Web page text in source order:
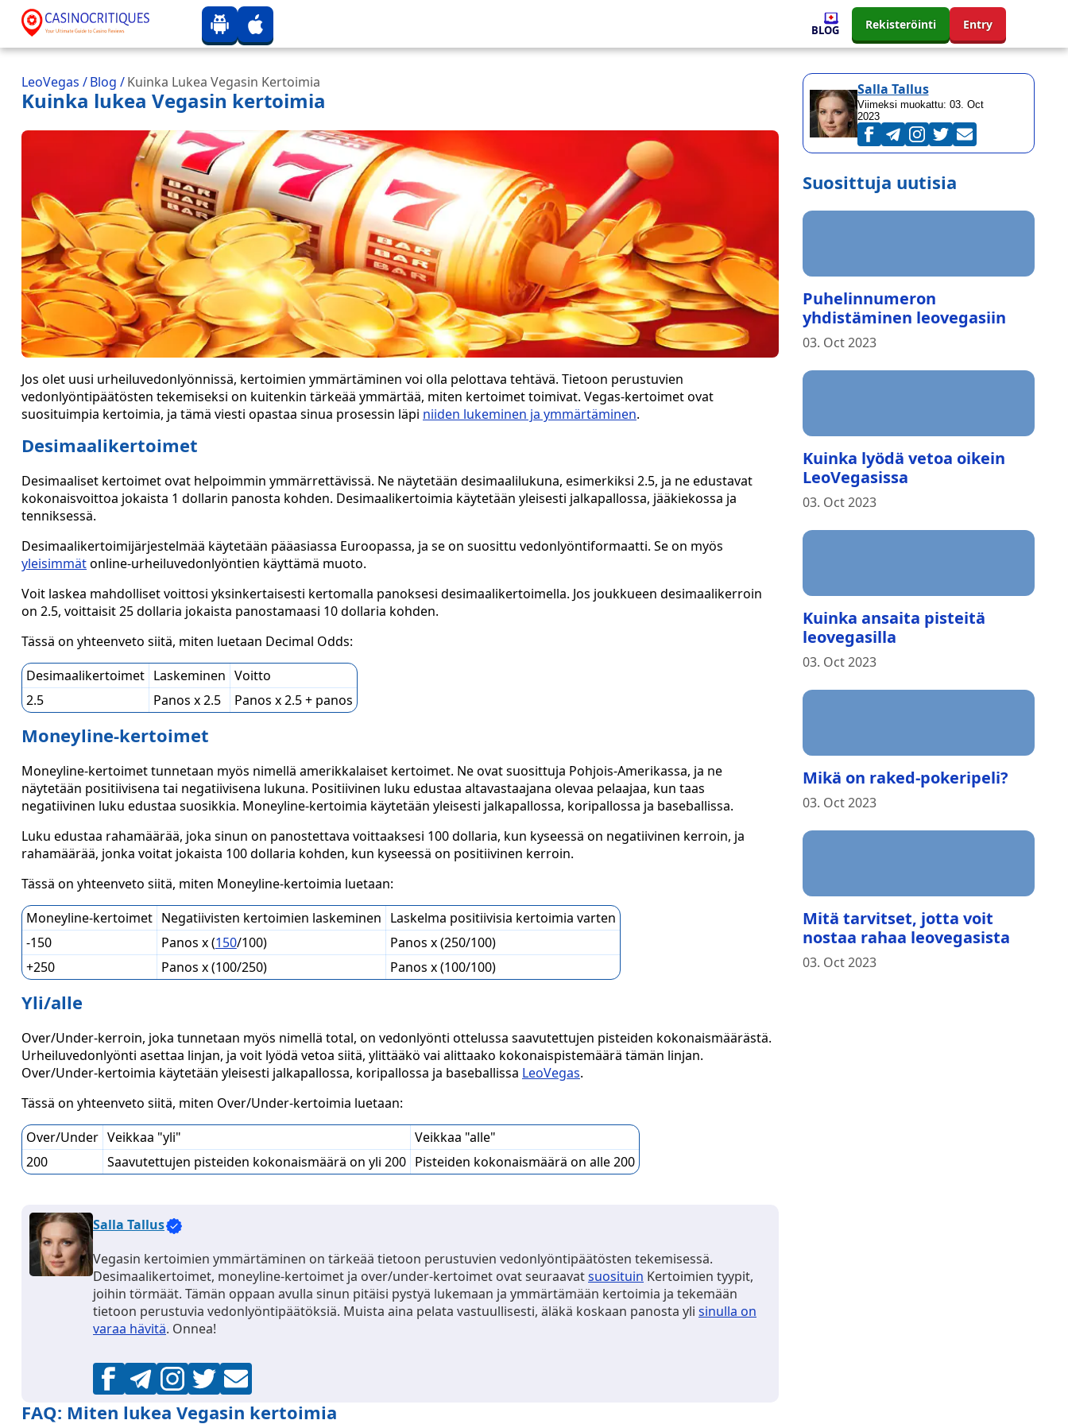
BLOG Rekisteröinti Entry
LeoVegas /Blog /Kuinka Lukea Vegasin Kertoimia
Kuinka lukea Vegasin kertoimia
Jos olet uusi urheiluvedonlyönnissä, kertoimien ymmärtäminen voi olla pelottava tehtävä. Tietoon perustuvien
vedonlyöntipäätösten tekemiseksi on kuitenkin tärkeää ymmärtää, miten kertoimet toimivat. Vegas-kertoimet ovat
suosituimpia kertoimia, ja tämä viesti opastaa sinua prosessin läpi niiden lukeminen ja ymmärtäminen.
Desimaalikertoimet
Desimaaliset kertoimet ovat helpoimmin ymmärrettävissä. Ne näytetään desimaalilukuna, esimerkiksi 2.5, ja ne edustavat
kokonaisvoittoa jokaista 1 dollarin panosta kohden. Desimaalikertoimia käytetään yleisesti jalkapallossa, jääkiekossa ja
tenniksessä.
Desimaalikertoimijärjestelmää käytetään pääasiassa Euroopassa, ja se on suosittu vedonlyöntiformaatti. Se on myös
yleisimmätonline-urheiluvedonlyöntien käyttämä muoto.
Voit laskea mahdolliset voittosi yksinkertaisesti kertomalla panoksesi desimaalikertoimella. Jos joukkueen desimaalikerroin
on 2.5, voittaisit 25 dollaria jokaista panostamaasi 10 dollaria kohden.
Tässä on yhteenveto siitä, miten luetaan Decimal Odds:
Desimaalikertoimet Laskeminen Voitto
2.5
Panos x 2.5 Panos x 2.5 + panos
Moneyline-kertoimet
Moneyline-kertoimet tunnetaan myös nimellä amerikkalaiset kertoimet. Ne ovat suosittuja Pohjois-Amerikassa, ja ne
näytetään positiivisena tai negatiivisena lukuna. Positiivinen luku edustaa altavastaajana olevaa pelaajaa, kun taas
negatiivinen luku edustaa suosikkia. Moneyline-kertoimia käytetään yleisesti jalkapallossa, koripallossa ja baseballissa.
Luku edustaa rahamäärää, joka sinun on panostettava voittaaksesi 100 dollaria, kun kyseessä on negatiivinen kerroin, ja
rahamäärää, jonka voitat jokaista 100 dollaria kohden, kun kyseessä on positiivinen kerroin.
Tässä on yhteenveto siitä, miten Moneyline-kertoimia luetaan:
Moneyline-kertoimet Negatiivisten kertoimien laskeminen Laskelma positiivisia kertoimia varten
-150
Panos x (150/100)
Panos x (250/100)
+250
Panos x (100/250) Panos x (100/100)
Yli/alle
Over/Under-kerroin, joka tunnetaan myös nimellä total, on vedonlyönti ottelussa saavutettujen pisteiden kokonaismäärästä.
Urheiluvedonlyönti asettaa linjan, ja voit lyödä vetoa siitä, ylittääkö vai alittaako kokonaispistemäärä tämän linjan.
Over/Under-kertoimia käytetään yleisesti jalkapallossa, koripallossa ja baseballissa LeoVegas.
Tässä on yhteenveto siitä, miten Over/Under-kertoimia luetaan:
Over/Under Veikkaa "yli"
Veikkaa "alle"
200
Saavutettujen pisteiden kokonaismäärä on yli 200 Pisteiden kokonaismäärä on alle 200
Salla Tallus
Vegasin kertoimien ymmärtäminen on tärkeää tietoon perustuvien vedonlyöntipäätösten tekemisessä.
Desimaalikertoimet, moneyline-kertoimet ja over/under-kertoimet ovat seuraavatsuosituin Kertoimien tyypit,
joihin törmäät. Tämän oppaan avulla sinun pitäisi pystyä lukemaan ja ymmärtämään kertoimia ja tekemään
tietoon perustuvia vedonlyöntipäätöksiä. Muista aina pelata vastuullisesti, äläkä koskaan panosta yli sinulla on
varaa hävitä. Onnea!
FAQ: Miten lukea Vegasin kertoimia
Salla Tallus
Viimeksi muokattu: 03. Oct
2023
Suosittuja uutisia
Puhelinnumeron
yhdistäminen leovegasiin
03. Oct 2023
Kuinka lyödä vetoa oikein
LeoVegasissa
03. Oct 2023
Kuinka ansaita pisteitä
leovegasilla
03. Oct 2023
Mikä on raked-pokeripeli?
03. Oct 2023
Mitä tarvitset, jotta voit
nostaa rahaa leovegasista
03. Oct 2023